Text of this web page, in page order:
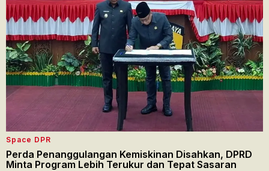
Space DPR
Perda Penanggulangan Kemiskinan Disahkan, DPRD
Minta Program Lebih Terukur dan Tepat Sasaran